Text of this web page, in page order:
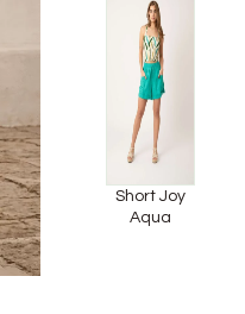
Short Joy
Aqua